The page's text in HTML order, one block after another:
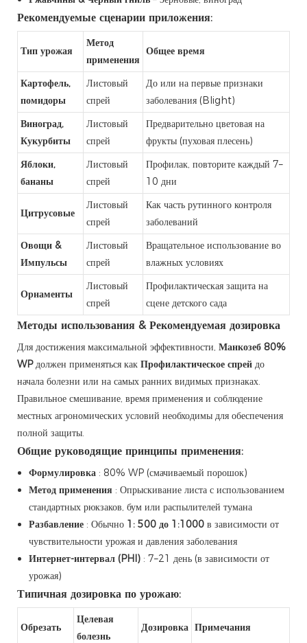
Рекомендуемые сценарии приложения:
Тип урожая
Метод
применения
Общее время
Картофель,
помидоры
Листовый
спрей
До или на первые признаки
заболевания (Blight)
Виноград,
Кукурбиты
Листовый
спрей
Предварительно цветовая на
фрукты (пуховая плесень)
Яблоки,
бананы
Листовый
спрей
Профилак, повторите каждый 7–
10 дни
Цитрусовые
Листовый
спрей
Как часть рутинного контроля
заболеваний
Овощи &
Импульсы
Листовый
спрей
Вращательное использование во
влажных условиях
Орнаменты
Листовый
спрей
Профилактическая защита на
сцене детского сада
Методы использования & Рекомендуемая дозировка
Для достижения максимальной эффективности, Манкозеб 80%
WPдолжен применяться как Профилактическое спрей до
начала болезни или на самых ранних видимых признаках.
Правильное смешивание, время применения и соблюдение
местных агрономических условий необходимы для обеспечения
полной защиты.
Общие руководящие принципы применения:
Формулировка : 80% WP (смачиваемый порошок)
Метод применения : Опрыскивание листа с использованием
стандартных рюкзаков, бум или распылителей тумана
Разбавление : Обычно 1: 500 до 1:1000 в зависимости от
чувствительности урожая и давления заболевания
Интернет-интервал (PHI) : 7–21 день (в зависимости от
урожая)
Типичная дозировка по урожаю:
Обрезать
Целевая
болезнь
Дозировка Примечания